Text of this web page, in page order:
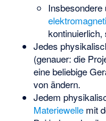
Insbesondere
kontinuierlich,
Jedes
(genauer: die
eine beliebige
vonändern.
Jedem
Materiewellemit